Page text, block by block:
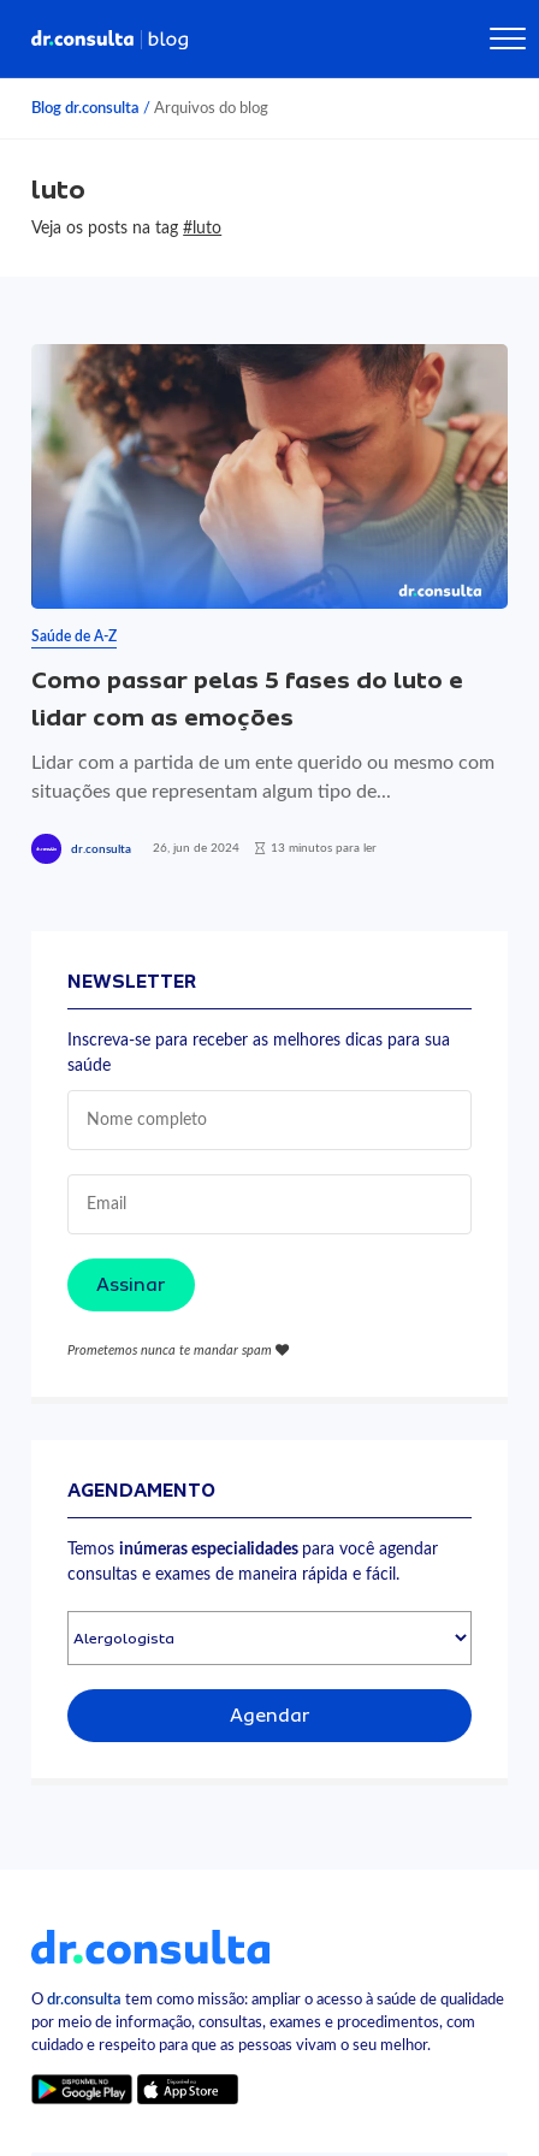
Blog dr.consulta / Arquivos do blog
luto
Veja os posts na tag#luto
Saúde de A-Z
Como passar pelas 5 fases do luto e
lidar com as emoções
Lidar com a partida de um ente querido ou mesmo com
situações que representam algum tipo de...
dr.consulta 26, jun de 2024 13 minutos para ler
NEWSLETTER
Inscreva-se para receber as melhores dicas para sua
saúde
Assinar
Prometemos nunca te mandar spam
AGENDAMENTO
Temosinúmeras especialidades para você agendar
consultas e exames de maneira rápida e fácil.
Agendar
Odr.consulta tem como missão: ampliar o acesso à saúde de qualidade
por meio de informação, consultas, exames e procedimentos, com
cuidado e respeito para que as pessoas vivam o seu melhor.